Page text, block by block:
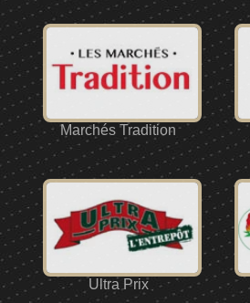
Marchés Tradition
Ultra Prix